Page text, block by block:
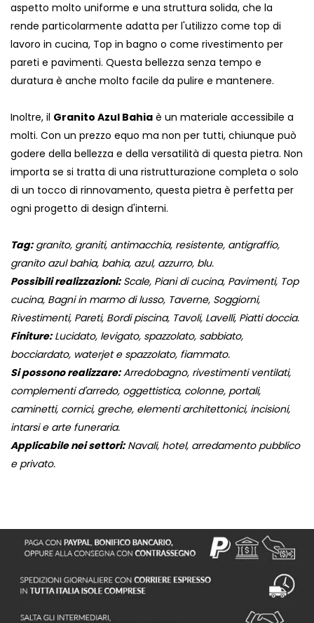
aspetto molto uniforme e una struttura solida, che la
rende particolarmente adatta per l'utilizzo come top di
lavoro in cucina, Top in bagno o come rivestimento per
pareti e pavimenti. Questa bellezza senza tempo e
duratura è anche molto facile da pulire e mantenere.
Inoltre, il Granito Azul Bahia è un materiale accessibile a
molti. Con un prezzo equo ma non per tutti, chiunque può
godere della bellezza e della versatilità di questa pietra. Non
importa se si tratta di una ristrutturazione completa o solo
di un tocco di rinnovamento, questa pietra è perfetta per
ogni progetto di design d'interni.
Tag:granito, graniti, antimacchia, resistente, antigraffio,
granito azul bahia, bahia, azul, azzurro, blu.
Possibili realizzazioni:Scale, Piani di cucina, Pavimenti, Top
cucina, Bagni in marmo di lusso, Taverne, Soggiorni,
Rivestimenti, Pareti, Bordi piscina, Tavoli, Lavelli, Piatti doccia.
Finiture:Lucidato, levigato, spazzolato, sabbiato,
bocciardato, waterjet e spazzolato, fiammato.
Si possono realizzare:Arredobagno, rivestimenti ventilati,
complementi d'arredo, oggettistica, colonne, portali,
caminetti, cornici, greche, elementi architettonici, incisioni,
intarsi e arte funeraria.
Applicabile nei settori:Navali, hotel, arredamento pubblico
e privato.